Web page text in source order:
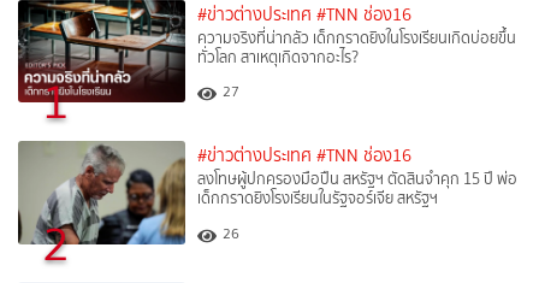
1
#ข่าวต่างประเทศ #TNN ช่อง16
ความจริงที่น่ากลัว เด็กกราดยิงในโรงเรียนเกิดบ่อยขึ้น
ทั่วโลก สาเหตุเกิดจากอะไร?
27
2
#ข่าวต่างประเทศ #TNN ช่อง16
ลงโทษผู้ปกครองมือปืน สหรัฐฯ ตัดสินจำคุก 15 ปี พ่อ
เด็กกราดยิงโรงเรียนในรัฐจอร์เจีย สหรัฐฯ
26